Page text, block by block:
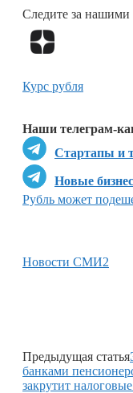
Следите за нашими
Наши телеграм-
Стартапы и
Новые
Курс рубля
Рубль может
Новости СМИ2
Предыдущая статья
банками
закрутит